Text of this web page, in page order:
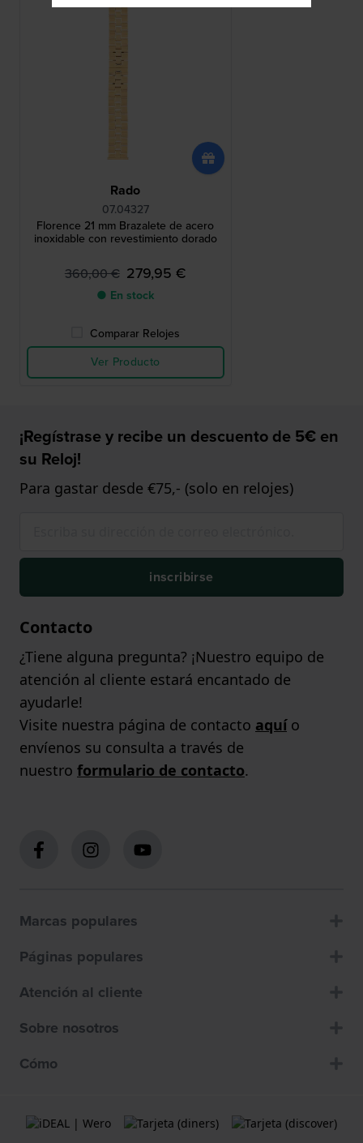
Rado
07.04327
Florence 21 mm Brazalete de acero
inoxidable con revestimiento dorado
360,00 € 279,95 €
● En stock
Comparar Relojes
Ver Producto
¡Regístrase y recibe un descuento de 5€ en
su Reloj!
Para gastar desde €75,- (solo en relojes)
inscribirse
Contacto
¿Tiene alguna pregunta? ¡Nuestro equipo de
atención al cliente estará encantado de
ayudarle!
Visite nuestra página de contacto aquío
envíenos su consulta a través de
nuestro formulario de contacto.
Marcas populares
Páginas populares
Atención al cliente
Sobre nosotros
Cómo